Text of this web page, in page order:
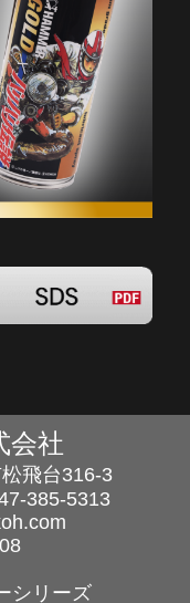
会社
飛台316-3
385-5313
シリーズ